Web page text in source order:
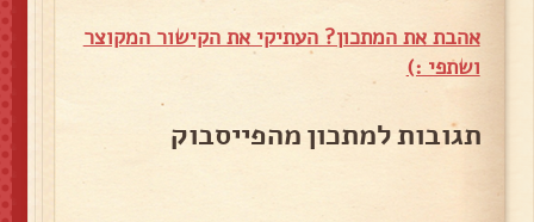
אהבת את המתכון? העתיקי את הקישור המקוצר
ושתפי :)
תגובות למתכון מהפייסבוק